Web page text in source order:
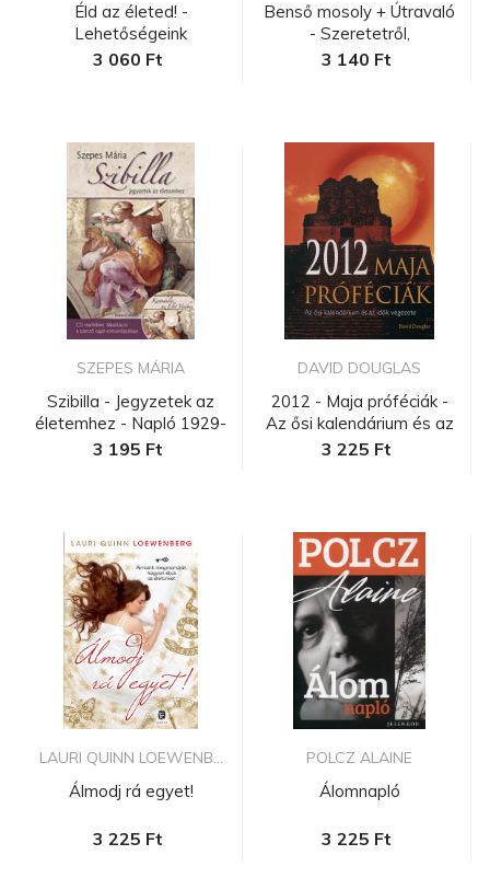
Éld az életed! -
Lehetőségeink
korlátlanok!
3 060 Ft
Benső mosoly + Útravaló
- Szeretetről,
szerelemrő...
3 140 Ft
SZEPES MÁRIA
Szibilla - Jegyzetek az
életemhez - Napló 1929-
20...
3 195 Ft
DAVID DOUGLAS
2012 - Maja próféciák -
Az ősi kalendárium és az
...
3 225 Ft
LAURI QUINN LOEWENB...
Álmodj rá egyet!
3 225 Ft
POLCZ ALAINE
Álomnapló
3 225 Ft